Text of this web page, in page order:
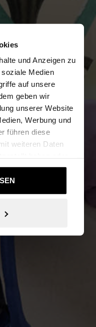
und Anzeigen zu
Medien
auf unsere
geben wir
unserer Website
Werbung und
führen diese
weiteren Daten
der Dienste